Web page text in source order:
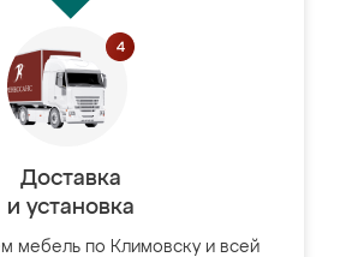
Доставка
и установка
мебель по Климовску и всей